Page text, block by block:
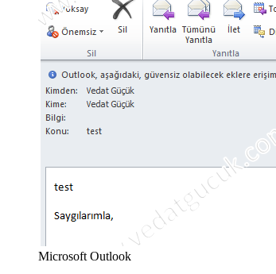
Microsoft Outlook